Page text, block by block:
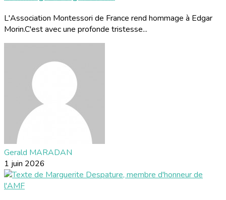
L'Association Montessori de France rend hommage à Edgar
Morin.C'est avec une profonde tristesse...
Gerald MARADAN
1 juin 2026